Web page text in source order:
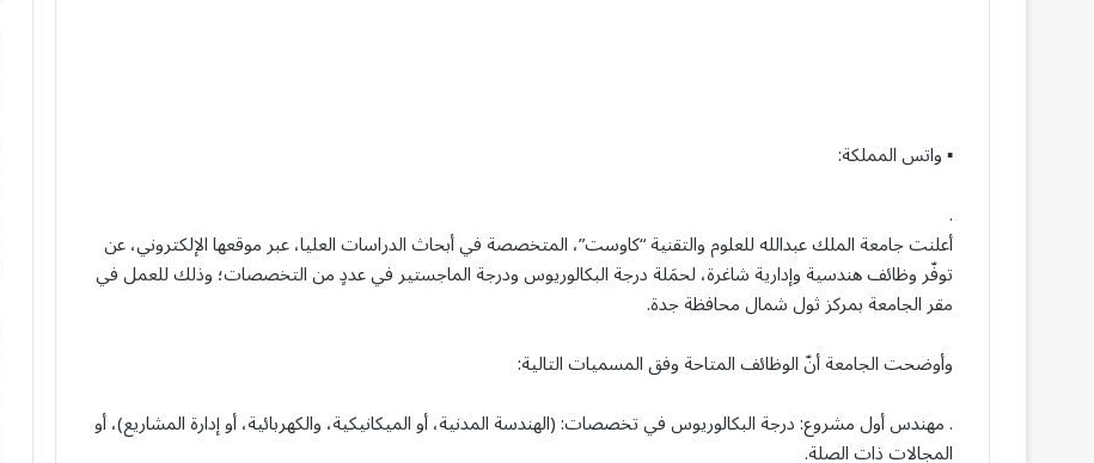
▪ واتس المملكة:
.
أعلنت جامعة الملك عبدالله للعلوم والتقنية “كاوست”، المتخصصة في أبحاث الدراسات العليا، عبر موقعها الإلكتروني، عن
توفّر وظائف هندسية وإدارية شاغرة، لحمَلة درجة البكالوريوس ودرجة الماجستير في عددٍ من التخصصات؛ وذلك للعمل في
مقر الجامعة بمركز ثول شمال محافظة جدة.
وأوضحت الجامعة أنّ الوظائف المتاحة وفق المسميات التالية:
. مهندس أول مشروع: درجة البكالوريوس في تخصصات: (الهندسة المدنية، أو الميكانيكية، والكهربائية، أو إدارة المشاريع)، أو
المجالات ذات الصلة.